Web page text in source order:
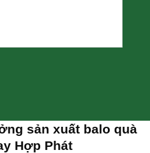
sản xuất balo quà
Hợp Phát